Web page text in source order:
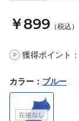
￥899 （税込）
P 獲得ポイント：
カラー ： ブルー